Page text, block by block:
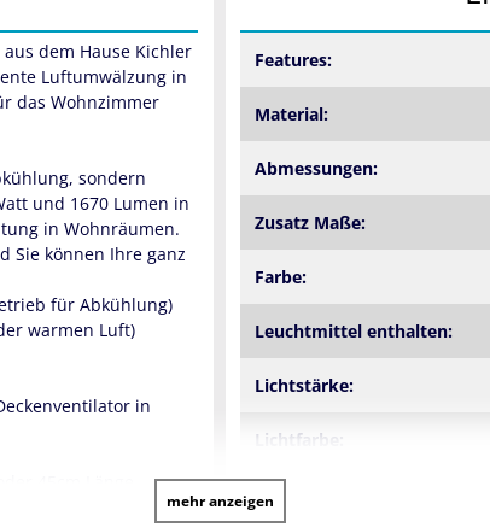
dem Hause Kichler
Luftumwälzung in
das Wohnzimmer
sondern
und 1670 Lumen in
in Wohnräumen.
Sie können Ihre ganz
für Abkühlung)
warmen Luft)
in
Features:
Material:
Abmessungen:
Zusatz Maße:
Farbe:
Leuchtmittel enthalten:
Lichtstärke:
Lichtfarbe:
Dimmbar:
mehr anzeigen